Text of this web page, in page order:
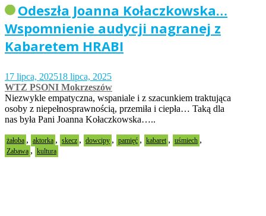
Odeszła Joanna Kołaczkowska…
Wspomnienie audycji nagranej z
Kabaretem HRABI
17 lipca, 202518 lipca, 2025
WTZ PSONI Mokrzeszów
Niezwykle empatyczna, wspaniale i z szacunkiem traktująca
osoby z niepełnosprawnością, przemiła i ciepła… Taką dla
nas była Pani Joanna Kołaczkowska…..
żałoba , aktorka , skecz , dowcipy , pamięć , kabaret , uśmiech ,
Zabawa , kultura